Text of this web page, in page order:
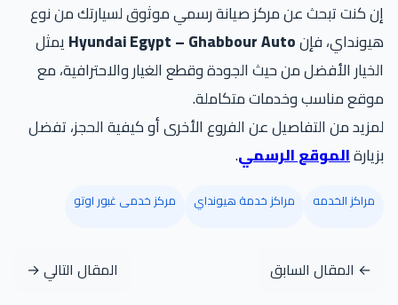
إن كنت تبحث عن مركز صيانة رسمي موثوق لسيارتك من نوع
هيونداي، فإنHyundai Egypt – Ghabbour Autoيمثل
الخيار الأفضل من حيث الجودة وقطع الغيار والاحترافية، مع
موقع مناسب وخدمات متكاملة.
لمزيد من التفاصيل عن الفروع الأخرى أو كيفية الحجز، تفضل
بزيارةالموقع الرسمي.
مراكز الخدمه مراكز خدمة هيونداي مركز خدمى غبور اوتو
← المقال السابق المقال التالي →